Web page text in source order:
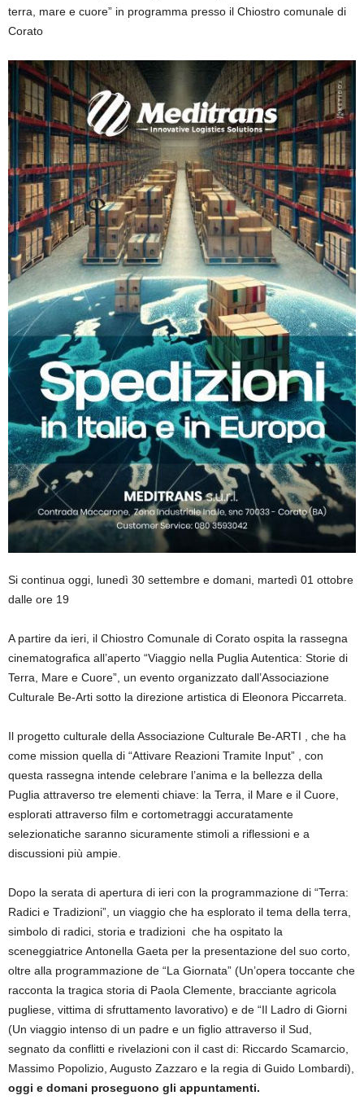
terra, mare e cuore” in programma presso il Chiostro comunale di
Corato
Si continua oggi, lunedì 30 settembre e domani, martedì 01 ottobre
dalle ore 19
A partire da ieri, il Chiostro Comunale di Corato ospita la rassegna
cinematografica all’aperto “Viaggio nella Puglia Autentica: Storie di
Terra, Mare e Cuore”, un evento organizzato dall’Associazione
Culturale Be-Arti sotto la direzione artistica di Eleonora Piccarreta
Il progetto culturale della Associazione Culturale Be-ARTI , che ha
come mission quella di “Attivare Reazioni Tramite Input” , con
questa rassegna intende celebrare l’anima e la bellezza della
Puglia attraverso tre elementi chiave: la Terra, il Mare e il Cuore,
esplorati attraverso film e cortometraggi accuratamente
selezionatiche saranno sicuramente stimoli a riflessioni e a
discussioni più ampie.
Dopo la serata di apertura di ieri con la programmazione di “Terra:
Radici e Tradizioni”, un viaggio che ha esplorato il tema della terra,
simbolo di radici, storia e tradizioni che ha ospitato la
sceneggiatrice Antonella Gaeta per la presentazione del suo corto,
oltre alla programmazione de “La Giornata” (Un’opera toccante che
racconta la tragica storia di Paola Clemente, bracciante agricola
pugliese, vittima di sfruttamento lavorativo) e de “Il Ladro di Giorni
(Un viaggio intenso di un padre e un figlio attraverso il Sud,
segnato da conflitti e rivelazioni con il cast di: Riccardo Scamarcio,
Massimo Popolizio , Augusto Zazzaro e la regia di Guido Lombardi),
oggi e domani proseguono gli appuntamenti.